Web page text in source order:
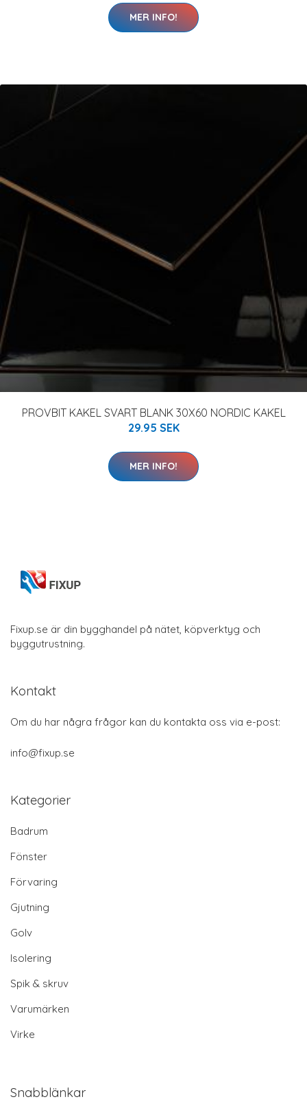
MER INFO!
PROVBIT KAKEL SVART BLANK 30X60 NORDIC KAKEL
29.95 SEK
MER INFO!
Fixup.se är din bygghandel på nätet, köpverktyg och
byggutrustning.
Kontakt
Om du har några frågor kan du kontakta oss via e-post:
info@fixup.se
Kategorier
Badrum
Fönster
Förvaring
Gjutning
Golv
Isolering
Spik & skruv
Varumärken
Virke
Snabblänkar